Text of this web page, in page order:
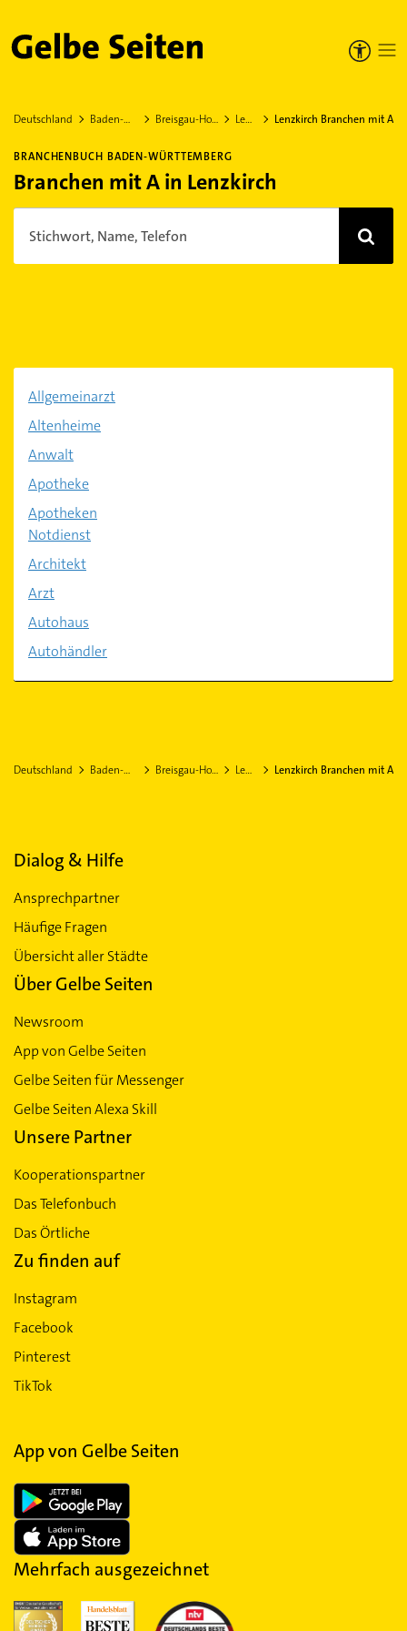
Gelbe Seiten
Deutschland Baden-Württemberg Breisgau-Hochschwarzwald Lenzkirch Lenzkirch Branchen mit A
BRANCHENBUCH BADEN-WÜRTTEMBERG
Branchen mit A in Lenzkirch
Stichwort, Name, Telefon
Allgemeinarzt
Altenheime
Anwalt
Apotheke
Apotheken
Notdienst
Architekt
Arzt
Autohaus
Autohändler
Deutschland Baden-Württemberg Breisgau-Hochschwarzwald Lenzkirch Lenzkirch Branchen mit A
Dialog & Hilfe
Ansprechpartner
Häufige Fragen
Übersicht aller Städte
Über Gelbe Seiten
Newsroom
App von Gelbe Seiten
Gelbe Seiten für Messenger
Gelbe Seiten Alexa Skill
Unsere Partner
Kooperationspartner
Das Telefonbuch
Das Örtliche
Zu finden auf
Instagram
Facebook
Pinterest
TikTok
App von Gelbe Seiten
Mehrfach ausgezeichnet